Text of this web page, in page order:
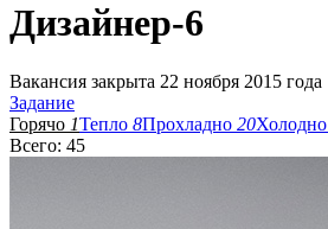
Дизайнер-6
Вакансия закрыта 22 ноября 2015 года
Задание
Горячо 1Тепло 8Прохладно 20Холодно
Всего: 45